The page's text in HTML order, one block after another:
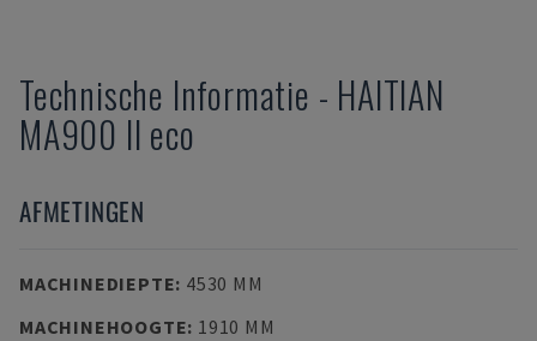
Technische Informatie - HAITIAN
MA900 II eco
AFMETINGEN
MACHINEDIEPTE: 4530 MM
MACHINEHOOGTE: 1910 MM